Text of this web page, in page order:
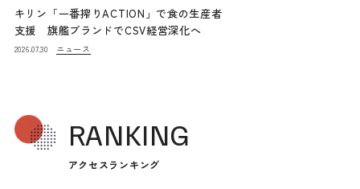
キリン「一番搾りACTION」で食の生産者
支援 旗艦ブランドでCSV経営深化へ
2026.07.30 ニュース
RANKING
アクセスランキング